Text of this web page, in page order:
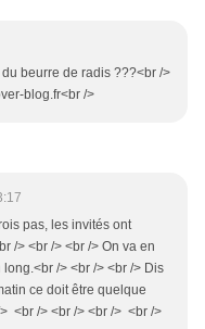
beurre de radis ???<br />
blog.fr<br />
pas, les invités ont
/> <br /> <br /> On va en
/> <br /> <br /> Dis
ce doit être quelque
<br /> <br /> <br /> <br />